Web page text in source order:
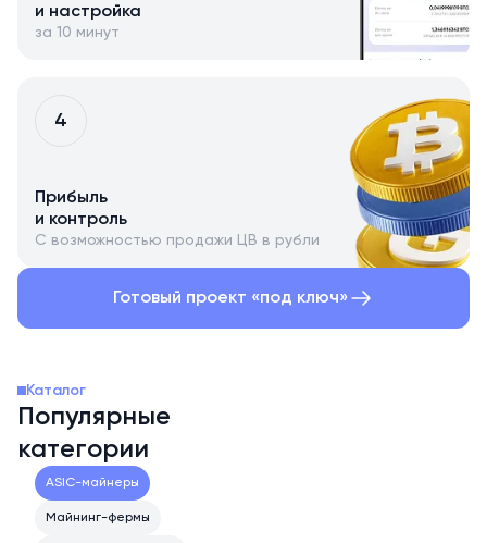
и настройка
за 10 минут
4
Прибыль
и контроль
С возможностью продажи ЦВ в рубли
Готовый проект «под ключ»
Каталог
Популярные
категории
ASIC-майнеры
Майнинг-фермы